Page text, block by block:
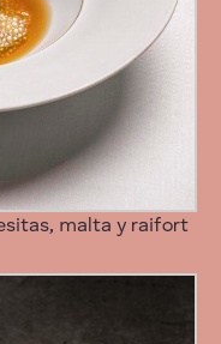
malta y raifort